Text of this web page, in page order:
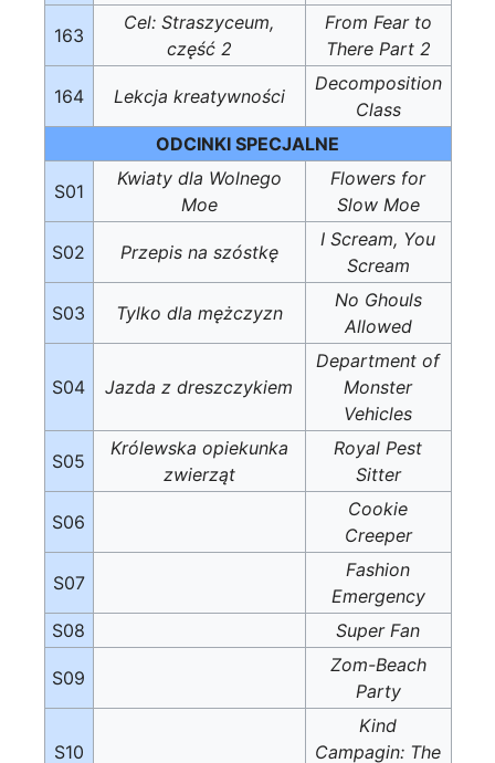
163
Cel: Straszyceum,
część 2
From Fear to
There Part 2
164 Lekcja kreatywności
Decomposition
Class
ODCINKI SPECJALNE
S01
Kwiaty dla Wolnego
Moe
Flowers for
Slow Moe
S02 Przepis na szóstkę
I Scream, You
Scream
S03 Tylko dla mężczyzn
No Ghouls
Allowed
S04 Jazda z dreszczykiem
Department of
Monster
Vehicles
S05
Królewska opiekunka
zwierząt
Royal Pest
Sitter
S06
Cookie
Creeper
S07
Fashion
Emergency
S08
Super Fan
S09
Zom-Beach
Party
S10
Kind
Campagin: The